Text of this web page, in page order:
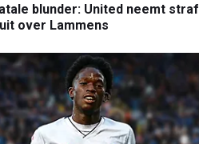
blunder: United neemt straf
over Lammens